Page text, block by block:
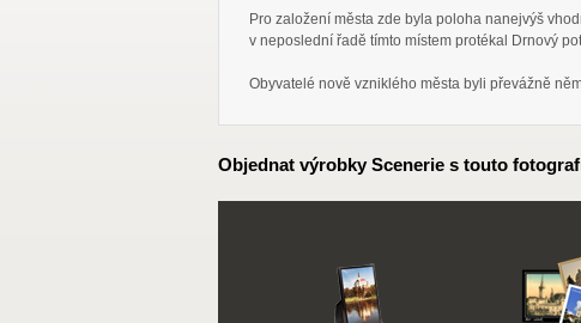
Pro založení města zde byla poloha nanejvýš
v neposlední řadě tímto místem protékal Drnový
Obyvatelé nově vzniklého města byli převážně
Objednat výrobky Scenerie s touto